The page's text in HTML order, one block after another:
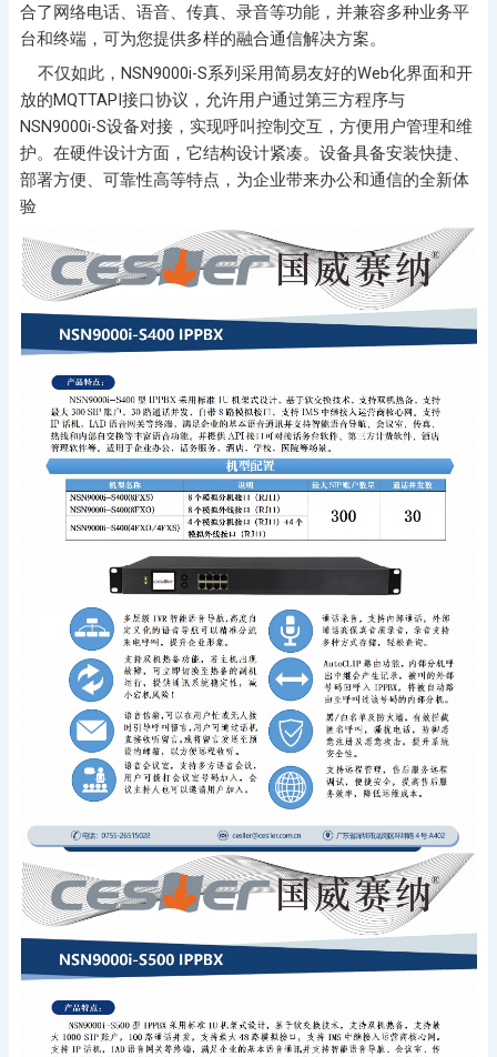
合了网络电话、语音、传真、录音等功能，并兼容多种业务平
台和终端，可为您提供多样的融合通信解决方案。
不仅如此，NSN9000i-S系列采用简易友好的Web化界面和开
放的MQTTAPI接口协议，允许用户通过第三方程序与
NSN9000i-S设备对接，实现呼叫控制交互，方便用户管理和维
护。在硬件设计方面，它结构设计紧凑。设备具备安装快捷、
部署方便、可靠性高等特点，为企业带来办公和通信的全新体
验